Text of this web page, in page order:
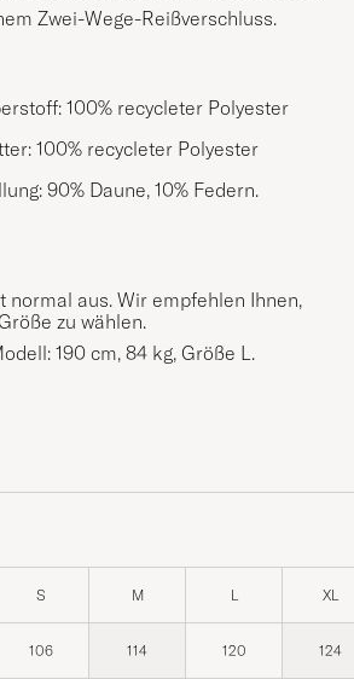
Zwei-Wege-Reißverschluss.
100% recycleter Polyester
100% recycleter Polyester
90% Daune, 10% Federn.
normal aus. Wir empfehlen Ihnen,
zu wählen.
190 cm, 84 kg, Größe L .
S M L XL
106 114 120 124